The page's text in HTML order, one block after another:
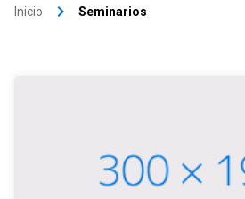
Inicio keyboard_arrow_right Seminarios